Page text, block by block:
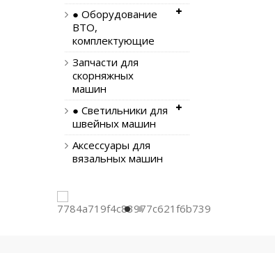
● Оборудование
ВТО,
комплектующие
Запчасти для
скорняжных
машин
● Светильники для
швейных машин
Аксессуары для
вязальных машин